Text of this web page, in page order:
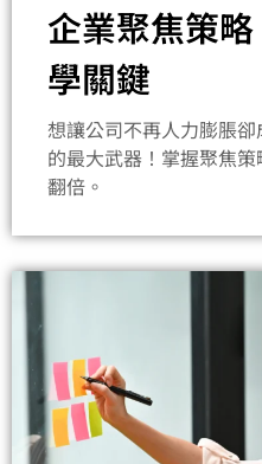
企業聚焦策
學關鍵
想讓公司不再人力膨脹
的最大武器！掌握聚焦
翻倍。